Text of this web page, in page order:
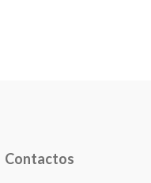
Contactos